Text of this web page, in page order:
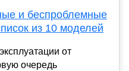
и беспроблемные
из 10 моделей
от
очередь